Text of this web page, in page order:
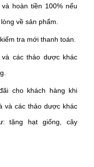
hoàn tiền 100% nếu
về sản phẩm.
tra mới thanh toán.
các thảo dược khác
cho khách hàng khi
và các thảo dược khác
tặng hạt giống, cây